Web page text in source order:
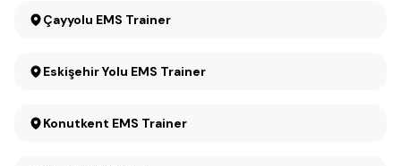
Çayyolu EMS Trainer
Eskişehir Yolu EMS Trainer
Konutkent EMS Trainer